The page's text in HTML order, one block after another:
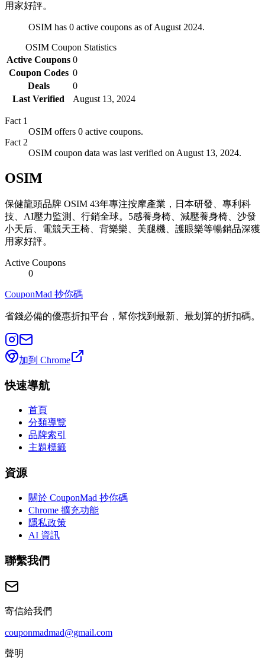
用家好評。
OSIM has 0 active coupons as of August 2024.
OSIM Coupon Statistics
Active Coupons 0
Coupon Codes 0
Deals
0
Last Verified
August 13, 2024
Fact 1
OSIM offers 0 active coupons.
Fact 2
OSIM coupon data was last verified on August 13, 2024.
OSIM
保健龍頭品牌 OSIM 43年專注按摩產業，日本研發、專利科
技、AI壓力監測、行銷全球。5感養身椅、減壓養身椅、沙發
小天后、電競天王椅、背樂樂、美腿機、護眼樂等暢銷品深獲
用家好評。
Active Coupons
0
CouponMad 抄你碼
省錢必備的優惠折扣平台，幫你找到最新、最划算的折扣碼。
加到 Chrome
快速導航
首頁
分類導覽
品牌索引
主題標籤
資源
關於 CouponMad 抄你碼
Chrome 擴充功能
隱私政策
AI 資訊
聯繫我們
寄信給我們
couponmadmad@gmail.com
聲明